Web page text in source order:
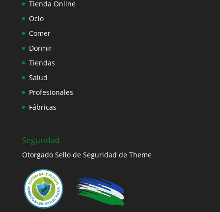
Tienda Online
Ocio
Comer
Dormir
Tiendas
Salud
Profesionales
Fábricas
Seguridad
Otorgado Sello de Seguridad de Theme